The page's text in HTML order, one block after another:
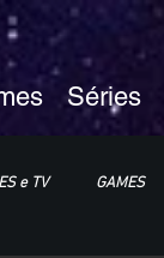
Séries
e TV GAMES